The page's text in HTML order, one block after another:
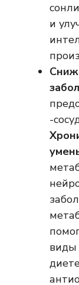
и
-
виды